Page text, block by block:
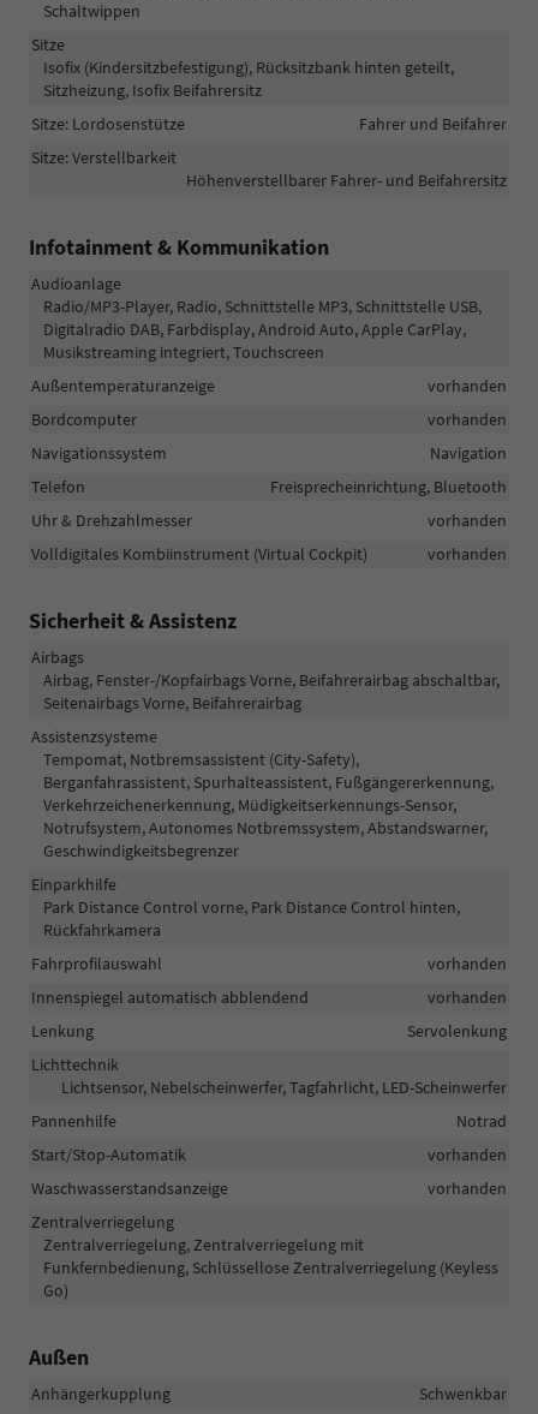
Schaltwippen
Sitze
Isofix (Kindersitzbefestigung), Rücksitzbank hinten geteilt,
Sitzheizung, Isofix Beifahrersitz
Sitze: Lordosenstütze
Fahrer und Beifahrer
Sitze: Verstellbarkeit
Höhenverstellbarer Fahrer- und Beifahrersitz
Infotainment & Kommunikation
Audioanlage
Radio/MP3-Player, Radio, Schnittstelle MP3, Schnittstelle USB,
Digitalradio DAB, Farbdisplay, Android Auto, Apple CarPlay,
Musikstreaming integriert, Touchscreen
Außentemperaturanzeige
vorhanden
Bordcomputer
vorhanden
Navigationssystem
Navigation
Telefon
Freisprecheinrichtung, Bluetooth
Uhr & Drehzahlmesser
vorhanden
Volldigitales Kombiinstrument (Virtual Cockpit)
vorhanden
Sicherheit & Assistenz
Airbags
Airbag, Fenster-/Kopfairbags Vorne, Beifahrerairbag abschaltbar,
Seitenairbags Vorne, Beifahrerairbag
Assistenzsysteme
Tempomat, Notbremsassistent (City-Safety),
Berganfahrassistent, Spurhalteassistent, Fußgängererkennung,
Verkehrzeichenerkennung, Müdigkeitserkennungs-Sensor,
Notrufsystem, Autonomes Notbremssystem, Abstandswarner,
Geschwindigkeitsbegrenzer
Einparkhilfe
Park Distance Control vorne, Park Distance Control hinten,
Rückfahrkamera
Fahrprofilauswahl
vorhanden
Innenspiegel automatisch abblendend
vorhanden
Lenkung
Servolenkung
Lichttechnik
Lichtsensor, Nebelscheinwerfer, Tagfahrlicht, LED-Scheinwerfer
Pannenhilfe
Notrad
Start/Stop-Automatik
vorhanden
Waschwasserstandsanzeige
vorhanden
Zentralverriegelung
Zentralverriegelung, Zentralverriegelung mit
Funkfernbedienung, Schlüssellose Zentralverriegelung (Keyless
Go)
Außen
Anhängerkupplung
Schwenkbar